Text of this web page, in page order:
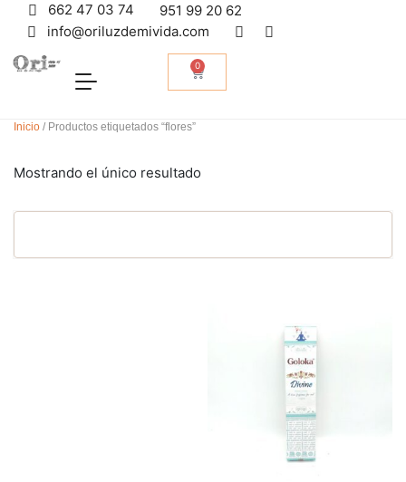
662 47 03 74
951 99 20 62
info@oriluzdemivida.com
0
Inicio / Productos etiquetados “flores”
Mostrando el único resultado